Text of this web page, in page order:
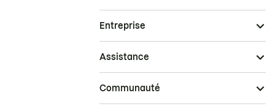
Entreprise
Assistance
Communauté